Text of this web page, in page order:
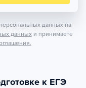
данных на
данных и принимаете
к ЕГЭ